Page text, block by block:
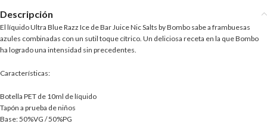
Descripción
El líquido Ultra Blue Razz Ice de Bar Juice Nic Salts by Bombo sabe a frambuesas
azules combinadas con un sutil toque cítrico. Un deliciosa receta en la que Bombo
ha logrado una intensidad sin precedentes.
Características:
Botella PET de 10ml de líquido
Tapón a prueba de niños
Base: 50%VG / 50%PG